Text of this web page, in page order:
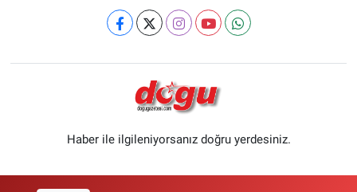
Haber ile ilgileniyorsanız doğru yerdesiniz.